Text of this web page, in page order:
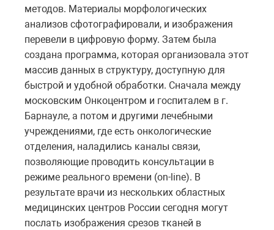
методов. Материалы морфологических
анализов сфотографировали, и изображения
перевели в цифровую форму. Затем была
создана программа, которая организовала этот
массив данных в структуру, доступную для
быстрой и удобной обработки. Сначала между
московским Онкоцентром и госпиталем в г.
Барнауле, а потом и другими лечебными
учреждениями, где есть онкологические
отделения, наладились каналы связи,
позволяющие проводить консультации в
режиме реального времени (on-line). В
результате врачи из нескольких областных
медицинских центров России сегодня могут
послать изображения срезов тканей в